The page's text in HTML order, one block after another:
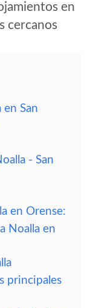
en
cercanos
San
- San
en Orense:
Noalla en
principales